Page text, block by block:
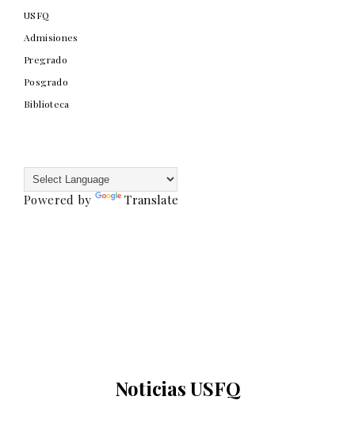
USFQ
Admisiones
Pregrado
Posgrado
Biblioteca
Powered by Translate
Noticias USFQ